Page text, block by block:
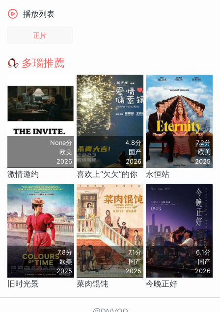
播放列表
正片
多瑙推薦
None分
欧美
2026
激情邀约
4.8分
国产
2026
喜欢上“欠欠”的你
7.2分
欧美
2025
永恒站
7.8分
欧美
2025
旧时光景
7.1分
国产
2025
菜肉馄饨
6.1分
国产
2026
今晚正好